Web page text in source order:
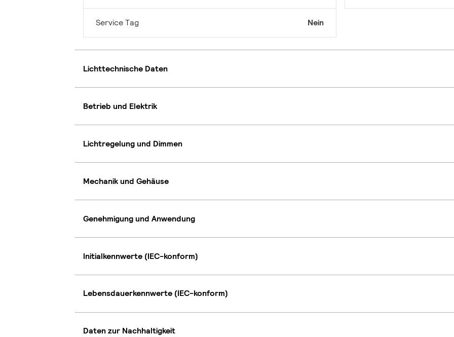
Service Tag Nein
Lichttechnische Daten
Betrieb und Elektrik
Lichtregelung und Dimmen
Mechanik und Gehäuse
Genehmigung und Anwendung
Initialkennwerte (IEC-konform)
Lebensdauerkennwerte (IEC-konform)
Daten zur Nachhaltigkeit